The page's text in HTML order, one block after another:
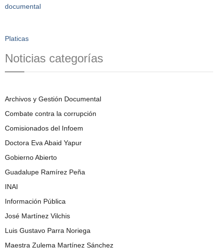
documental
Platicas
Noticias categorías
Archivos y Gestión Documental
Combate contra la corrupción
Comisionados del Infoem
Doctora Eva Abaid Yapur
Gobierno Abierto
Guadalupe Ramírez Peña
INAI
Información Pública
José Martínez Vilchis
Luis Gustavo Parra Noriega
Maestra Zulema Martínez Sánchez